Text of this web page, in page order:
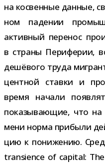
на кос­вен­ные дан­ные,
ном паде­нии
актив­ный пере­нос
в страны Периферии,
дешё­вого труда
цент­ной ставки и
время начали
пока­зы­ва­ю­щие, что
мени норма при­были
цию к пони­же­нию.
transience of capital: